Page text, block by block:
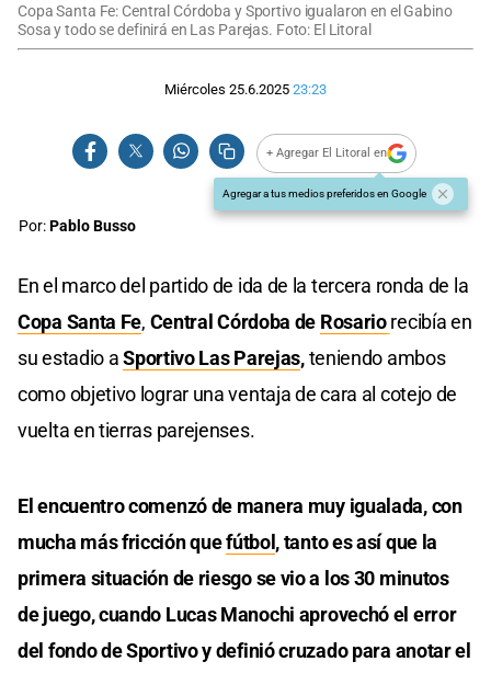
Copa Santa Fe: Central Córdoba y Sportivo igualaron en el Gabino
Sosa y todo se definirá en Las Parejas. Foto: El Litoral
Miércoles 25.6.2025 23:23
+ Agregar El Litoral en
Agregar a tus medios preferidos en Google
Por:Pablo Busso
En el marco del partido de ida de la tercera ronda de la
Copa Santa Fe, Central Córdoba de Rosario recibía en
su estadio aSportivo Las Parejas,teniendo ambos
como objetivo lograr una ventaja de cara al cotejo de
vuelta en tierras parejenses.
El encuentro comenzó de manera muy igualada, con
mucha más fricción quefútbol, tanto es así que la
primera situación de riesgo se vio a los 30 minutos
de juego, cuando Lucas Manochi aprovechó el error
del fondo de Sportivo y definió cruzado para anotar el